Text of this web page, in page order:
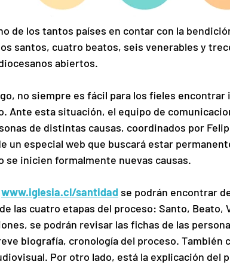
de los tantos países en contar con la
santos, cuatro beatos, seis venerables y
abiertos.
no siempre es fácil para los fieles
Ante esta situación, el equipo de
de distintas causas, coordinados por
un especial web que buscará estar
se inicien formalmente nuevas causas.
www.iglesia.cl/santidad se podrán encontrar
las cuatro etapas del proceso: Santo, Beato,
se podrán revisar las fichas de las
biografía, cronología del proceso.
Por otro lado, está la explicación del